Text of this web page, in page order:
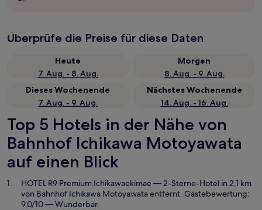
Überprüfe die Preise für diese Daten
Heute
7. Aug. - 8. Aug.
Morgen
8. Aug. - 9. Aug.
Dieses Wochenende
7. Aug. - 9. Aug.
Nächstes Wochenende
14. Aug. - 16. Aug.
Top 5 Hotels in der Nähe von
Bahnhof Ichikawa Motoyawata
auf einen Blick
HOTEL R9 Premium Ichikawaekimae— 2-Sterne-Hotel in 2,1 km
von Bahnhof Ichikawa Motoyawata entfernt. Gästebewertung:
9,0/10 — Wunderbar.